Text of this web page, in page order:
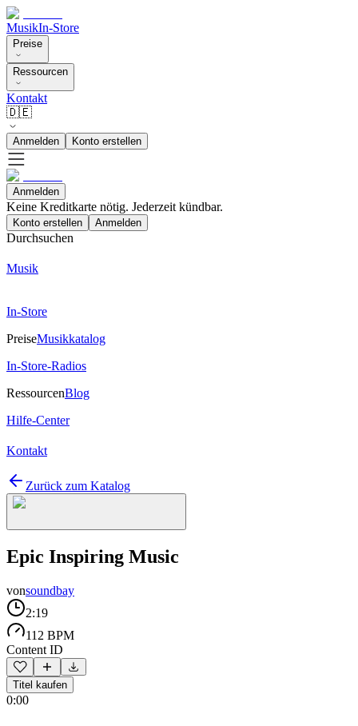
MusikIn-Store
Preise
Ressourcen
Kontakt
🇩🇪
Anmelden Konto erstellen
Anmelden
Keine Kreditkarte nötig. Jederzeit kündbar.
Konto erstellen Anmelden
Durchsuchen
Musik
In-Store
PreiseMusikkatalog
In-Store-Radios
RessourcenBlog
Hilfe-Center
Kontakt
Zurück zum Katalog
Epic Inspiring Music
vonsoundbay
2:19
112 BPM
Content ID
Titel kaufen
0:00